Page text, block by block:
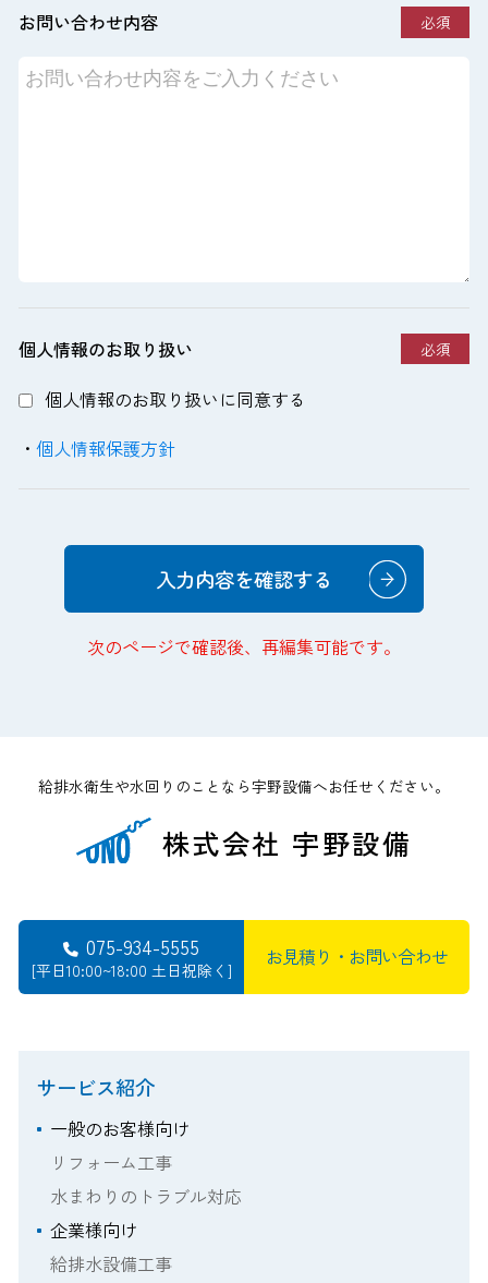
お問い合わせ内容 必須
個人情報のお取り扱い 必須
個人情報のお取り扱いに同意する
・個人情報保護方針
入力内容を確認する
次のページで確認後、再編集可能です。
給排水衛生や水回りのことなら宇野設備へお任せください。
株式会社 宇野設備
075-934-5555
[平日10:00~18:00 土日祝除く]
お見積り・お問い合わせ
サービス紹介
一般のお客様向け
リフォーム工事
水まわりのトラブル対応
企業様向け
給排水設備工事